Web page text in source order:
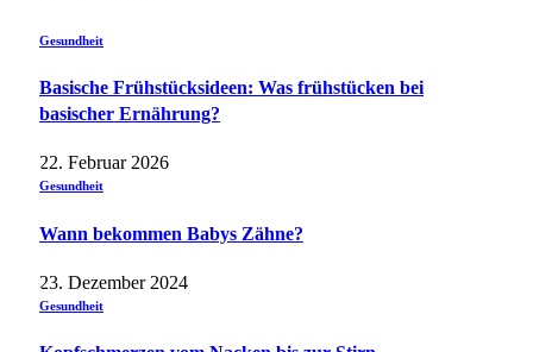
Gesundheit
Basische Frühstücksideen: Was frühstücken bei
basischer Ernährung?
22. Februar 2026
Gesundheit
Wann bekommen Babys Zähne?
23. Dezember 2024
Gesundheit